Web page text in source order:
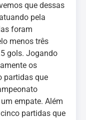
que dessas
pela
foram
menos três
gols. Jogando
os
partidas que
empate. Além
partidas que